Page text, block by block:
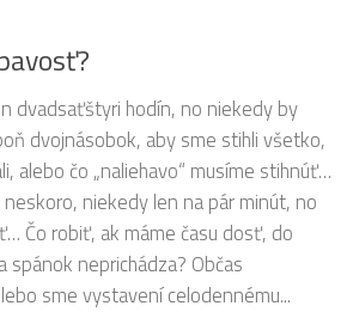
dvadsaťštyri hodín, no niekedy by
dvojnásobok, aby sme stihli všetko,
alebo čo „naliehavo“ musíme stihnúť…
niekedy len na pár minút, no
Čo robiť, ak máme času dosť, do
spánok neprichádza? Občas
sme vystavení celodennému...